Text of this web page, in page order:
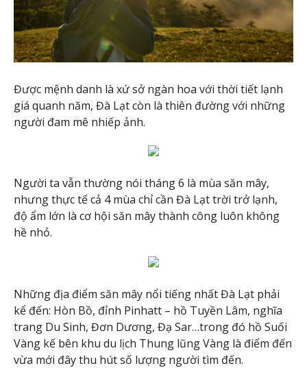
Được mệnh danh là xứ sở ngàn hoa với thời tiết lạnh
giá quanh năm, Đà Lạt còn là thiên đường với những
người đam mê nhiếp ảnh.
Người ta vẫn thường nói tháng 6 là mùa săn mây,
nhưng thực tế cả 4 mùa chỉ cần Đà Lạt trời trở lạnh,
độ ẩm lớn là cơ hội săn mây thành công luôn không
hề nhỏ.
Những địa điểm săn mây nổi tiếng nhất Đà Lạt phải
kể đến: Hòn Bồ, đỉnh Pinhatt – hồ Tuyền Lâm, nghĩa
trang Du Sinh, Đơn Dương, Đạ Sar…trong đó hồ Suối
Vàng kế bên khu du lịch Thung lũng Vàng là điểm đến
vừa mới đây thu hút số lượng người tìm đến.